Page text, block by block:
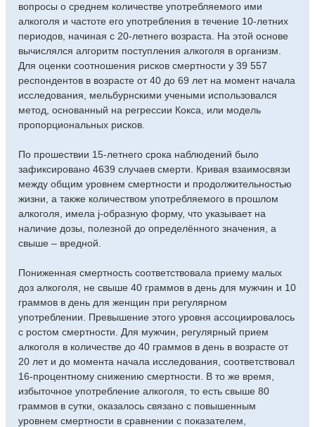
вопросы о среднем количестве употребляемого ими
алкоголя и частоте его употребления в течение 10-летних
периодов, начиная с 20-летнего возраста. На этой основе
вычислялся алгоритм поступления алкоголя в организм.
Для оценки соотношения рисков смертности у 39 557
респондентов в возрасте от 40 до 69 лет на момент начала
исследования, мельбурнскими учеными использовался
метод, основанный на регрессии Кокса, или модель
пропорциональных рисков.
По прошествии 15-летнего срока наблюдений было
зафиксировано 4639 случаев смерти. Кривая взаимосвязи
между общим уровнем смертности и продолжительностью
жизни, а также количеством употребляемого в прошлом
алкоголя, имела j-образную форму, что указывает на
наличие дозы, полезной до определённого значения, а
свыше – вредной.
Пониженная смертность соответствовала приему малых
доз алкоголя, не свыше 40 граммов в день для мужчин и 10
граммов в день для женщин при регулярном
употреблении. Превышение этого уровня ассоциировалось
с ростом смертности. Для мужчин, регулярный прием
алкоголя в количестве до 40 граммов в день в возрасте от
20 лет и до момента начала исследования, соответствовал
16-процентному снижению смертности. В то же время,
избыточное употребление алкоголя, то есть свыше 80
граммов в сутки, оказалось связано с повышенным
уровнем смертности в сравнении с показателем,